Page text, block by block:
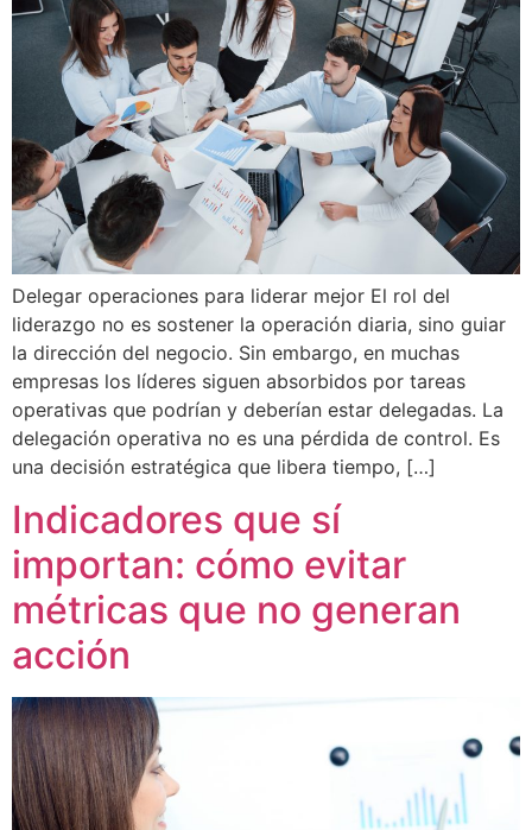
Delegar operaciones para liderar mejor El rol del
liderazgo no es sostener la operación diaria, sino guiar
la dirección del negocio. Sin embargo, en muchas
empresas los líderes siguen absorbidos por tareas
operativas que podrían y deberían estar delegadas. La
delegación operativa no es una pérdida de control. Es
una decisión estratégica que libera tiempo, […]
Indicadores que sí
importan: cómo evitar
métricas que no generan
acción